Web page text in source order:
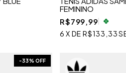
FEMININO
R$799,99
6 X DER$133,33
-33% OFF